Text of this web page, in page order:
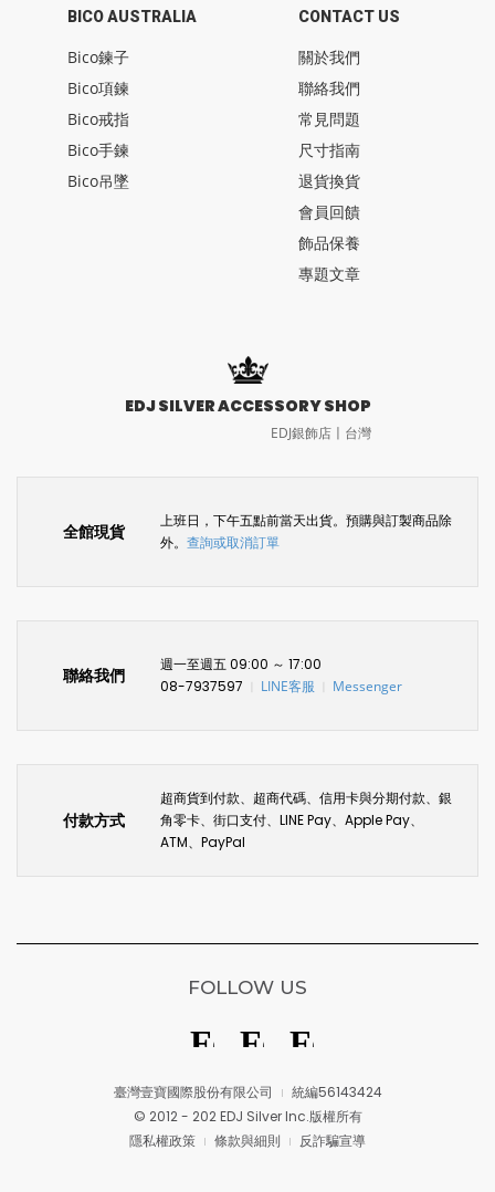
BICO AUSTRALIA
Bico鍊子
Bico項鍊
Bico戒指
Bico手鍊
Bico吊墜
CONTACT US
關於我們
聯絡我們
常見問題
尺寸指南
退貨換貨
會員回饋
飾品保養
專題文章
EDJ SILVER ACCESSORY SHOP
EDJ銀飾店〡台灣
全館現貨
上班日，下午五點前當天出貨。預購與訂製商品除
外。 查詢或取消訂單
聯絡我們
週一至週五 09:00 ～ 17:00
08-7937597
LINE客服 Messenger
付款方式
超商貨到付款、超商代碼、信用卡與分期付款、銀
角零卡、街口支付、LINE Pay、Apple Pay、
ATM、PayPal
臺灣壹寶國際股份有限公司
統編56143424
© 2012 - 202 EDJ Silver Inc.版權所有
隱私權政策
條款與細則 反詐騙宣導
FOLLOW US